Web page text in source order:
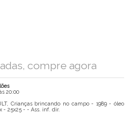
compre agora
20:00
Crianças brincando no campo - 1989 - óleo
- 25x25 - - Ass. inf. dir.